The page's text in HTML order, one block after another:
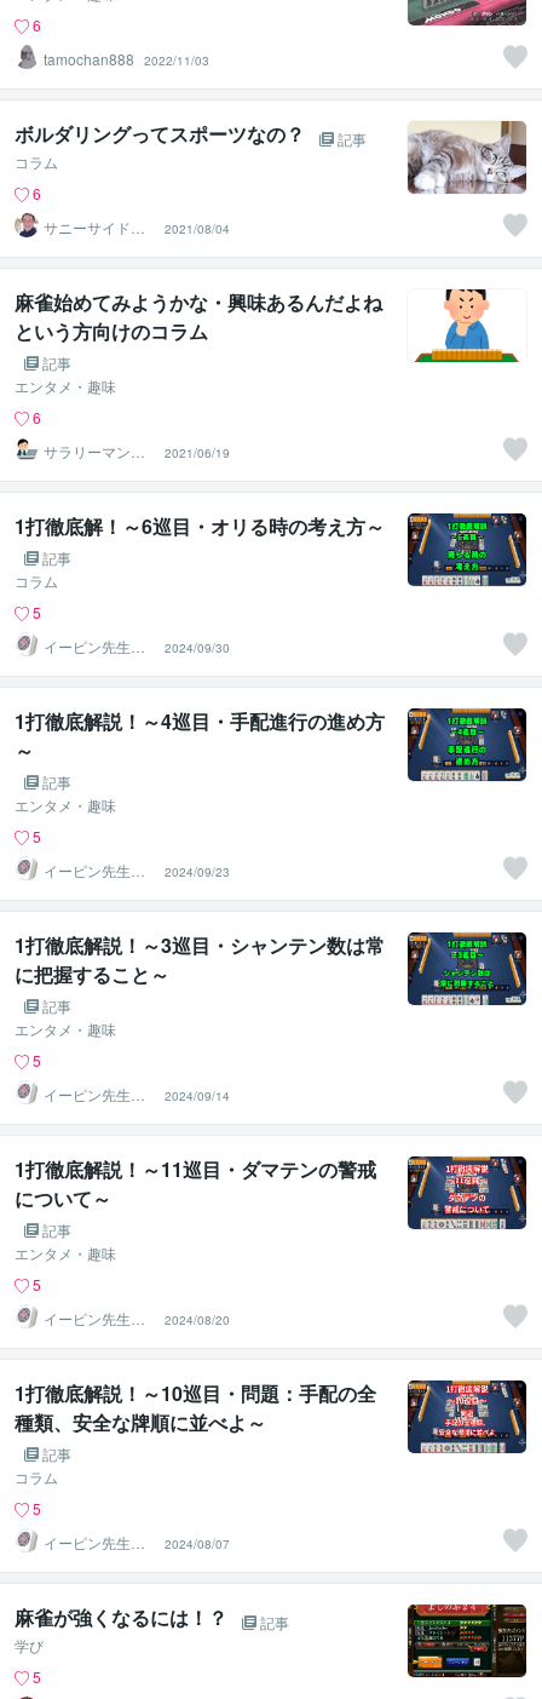
6
tamochan888
2022/11/03
ボルダリングってスポーツなの？
記事
コラム
6
サニーサイドア
ップ代表 神部
☆さとり
2021/08/04
麻雀始めてみようかな・興味あるんだよね
という方向けのコラム
記事
エンタメ・趣味
6
サラリーマン雀
士
2021/06/19
1打徹底解！～6巡目・オリる時の考え方～
記事
コラム
5
イーピン先生＠
麻雀段位検定保
持者
2024/09/30
1打徹底解説！～4巡目・手配進行の進め方
～
記事
エンタメ・趣味
5
イーピン先生＠
麻雀段位検定保
持者
2024/09/23
1打徹底解説！～3巡目・シャンテン数は常
に把握すること～
記事
エンタメ・趣味
5
イーピン先生＠
麻雀段位検定保
持者
2024/09/14
1打徹底解説！～11巡目・ダマテンの警戒
について～
記事
エンタメ・趣味
5
イーピン先生＠
麻雀段位検定保
持者
2024/08/20
1打徹底解説！～10巡目・問題：手配の全
種類、安全な牌順に並べよ～
記事
コラム
5
イーピン先生＠
麻雀段位検定保
持者
2024/08/07
麻雀が強くなるには！？
記事
学び
5